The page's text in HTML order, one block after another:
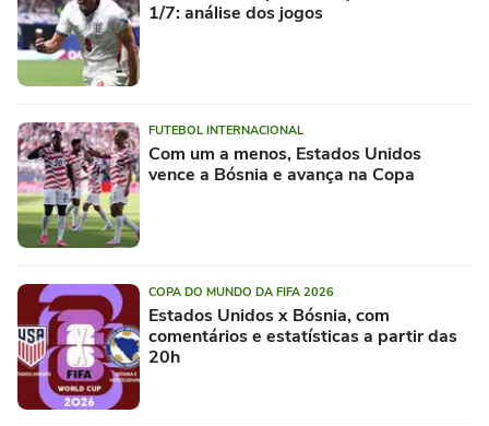
1/7: análise dos jogos
FUTEBOL INTERNACIONAL
Com um a menos, Estados Unidos
vence a Bósnia e avança na Copa
COPA DO MUNDO DA FIFA 2026
Estados Unidos x Bósnia, com
comentários e estatísticas a partir das
20h